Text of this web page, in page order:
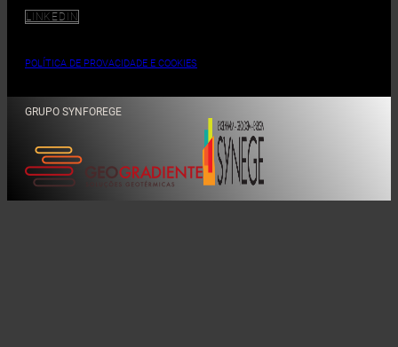
LINKEDIN
POLÍTICA DE PROVACIDADE E COOKIES
GRUPO SYNFOREGE